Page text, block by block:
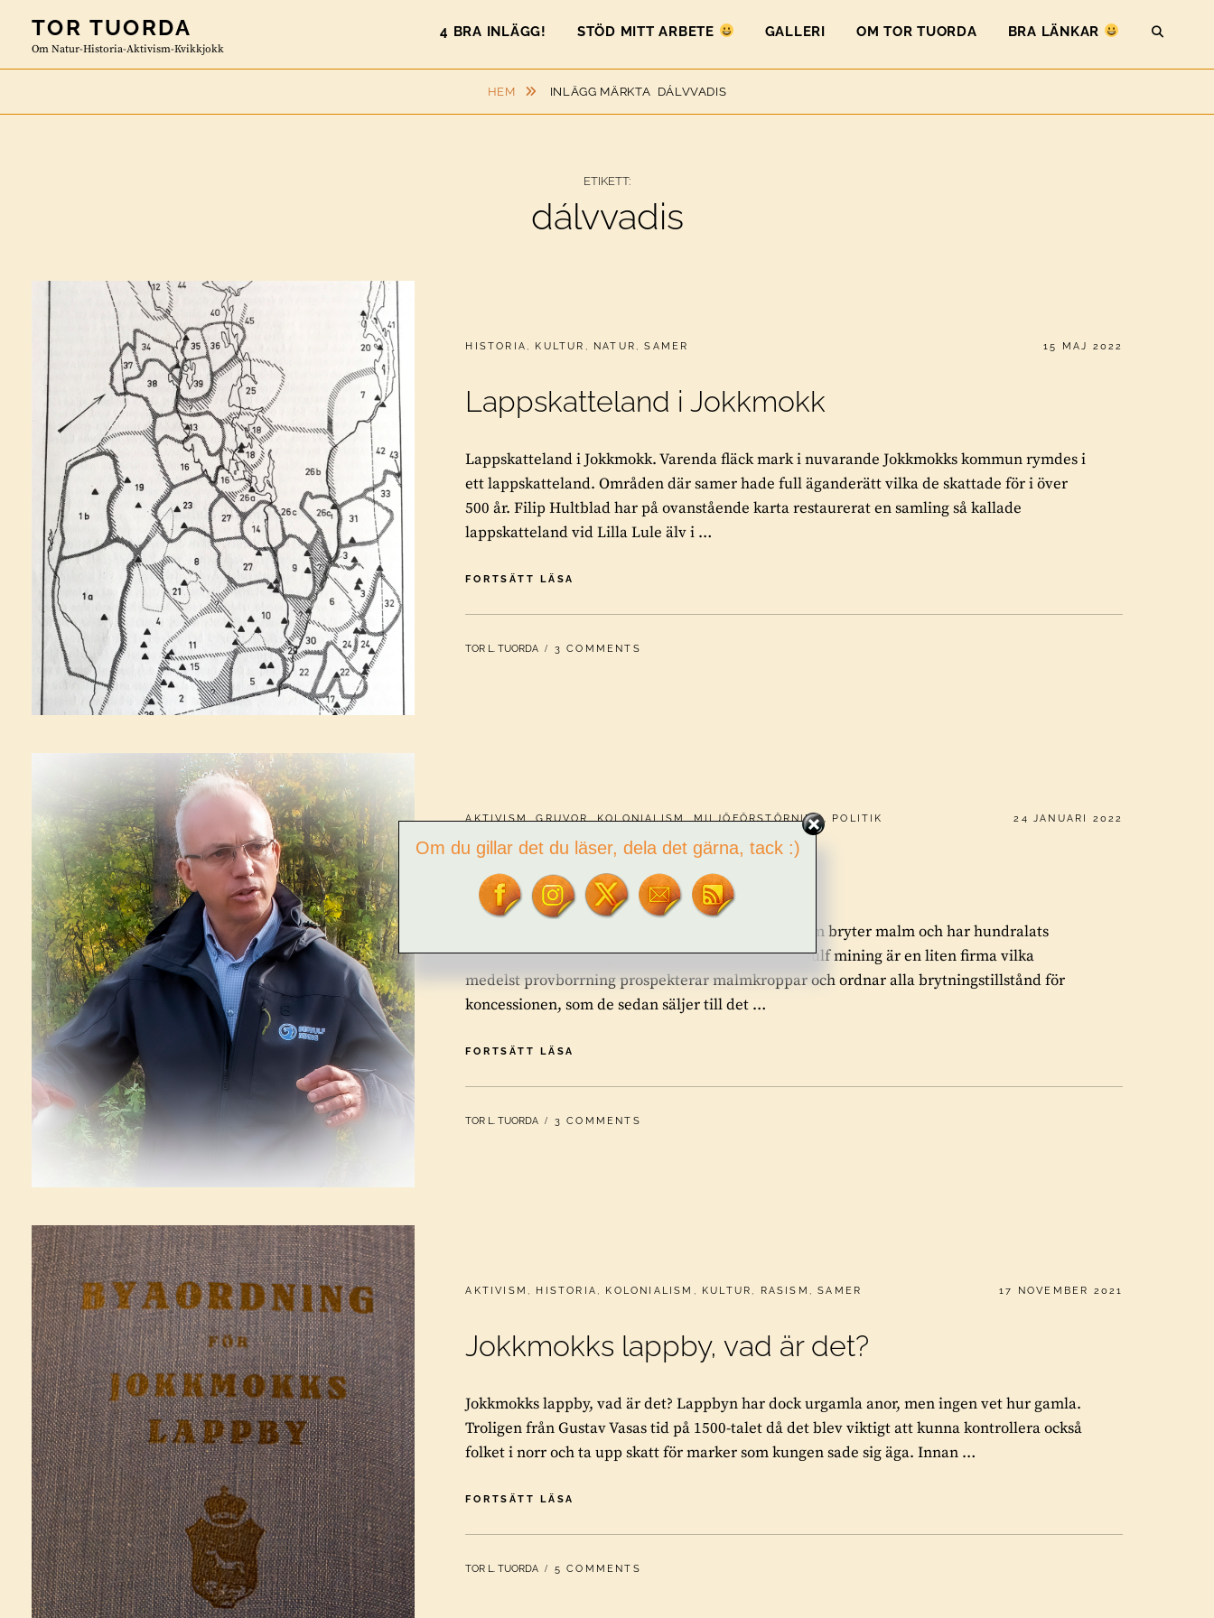
content
TOR TUORDA
Om Natur-Historia-Aktivism-Kvikkjokk
4 BRA INLÄGG! STÖD MITT ARBETE GALLERI OM TOR TUORDA BRA LÄNKAR
HEM INLÄGG MÄRKTA DÁLVVADIS
ETIKETT:
dálvvadis
CATEGORIES:
HISTORIA , KULTUR , NATUR ,SAMER PUBLICERAT
15 MAJ 2022
Lappskatteland i Jokkmokk
Lappskatteland i Jokkmokk. Varenda fläck mark i nuvarande Jokkmokks kommun rymdes i
ett lappskatteland. Områden där samer hade full äganderätt vilka de skattade för i över
500 år. Filip Hultblad har på ovanstående karta restaurerat en samling så kallade
lappskatteland vid Lilla Lule älv i …
FORTSÄTT LÄSA
JOKKMOKK
BY
TOR L. TUORDA 3 COMMENTS
CATEGORIES:
AKTIVISM,GRUVOR,KOLONIALISM,MILJÖFÖRSTÖRNING, POLITIK PUBLICERAT
24 JANUARI 2022
Beowulf tror sig vara Gud
Beowulf tror sig vara Gud. Dom ett stort företag som bryter malm och har hundralats
anställda. Som LKAB, Boliden och Vale. Men Beowulf mining är en liten firma vilka
medelst provborrning prospekterar malmkroppar och ordnar alla brytningstillstånd för
koncessionen, som de sedan säljer till det …
FORTSÄTT LÄSA
SIG
GUD
BY
TOR L. TUORDA 3 COMMENTS
CATEGORIES:
AKTIVISM , HISTORIA , KOLONIALISM , KULTUR , RASISM ,SAMER PUBLICERAT
17 NOVEMBER 2021
Jokkmokks lappby, vad är det?
Jokkmokks lappby, vad är det? Lappbyn har dock urgamla anor, men ingen vet hur gamla.
Troligen från Gustav Vasas tid på 1500-talet då det blev viktigt att kunna kontrollera också
folket i norr och ta upp skatt för marker som kungen sade sig äga. Innan …
FORTSÄTT LÄSA
VAD
DET?
BY
TOR L. TUORDA 5 COMMENTS
Om du gillar det du läser, dela det gärna, tack :)